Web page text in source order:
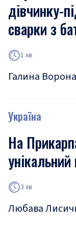
дівчинку-
сварки з
1 хв
Галина Ворона
Україна
На
3 хв
Любава